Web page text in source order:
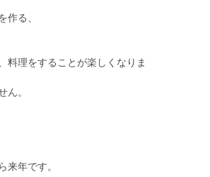
作る、
料理をすることが楽しくなりま
ん。
来年です。